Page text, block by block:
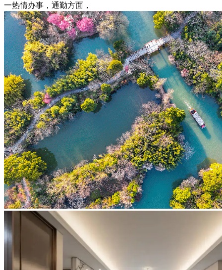
一热情办事，通勤方面，